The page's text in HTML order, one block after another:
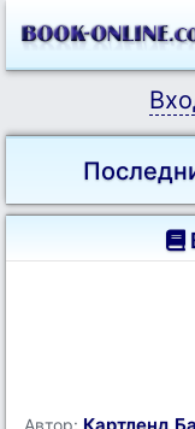
Автор: